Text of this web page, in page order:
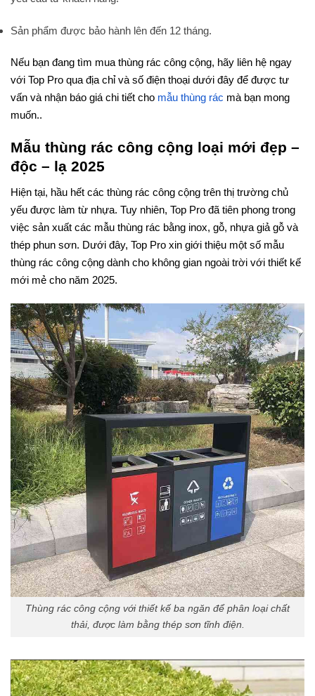
Sản phẩm được bảo hành lên đến 12 tháng.
Nếu bạn đang tìm mua thùng rác công cộng, hãy liên hệ ngay
với Top Pro qua địa chỉ và số điện thoại dưới đây để được tư
vấn và nhận báo giá chi tiết cho mẫu thùng rác mà bạn mong
muốn..
Mẫu thùng rác công cộng loại mới đẹp –
độc – lạ 2025
Hiện tại, hầu hết các thùng rác công cộng trên thị trường chủ
yếu được làm từ nhựa. Tuy nhiên, Top Pro đã tiên phong trong
việc sản xuất các mẫu thùng rác bằng inox, gỗ, nhựa giả gỗ và
thép phun sơn. Dưới đây, Top Pro xin giới thiệu một số mẫu
thùng rác công cộng dành cho không gian ngoài trời với thiết kế
mới mẻ cho năm 2025.
Thùng rác công cộng với thiết kế ba ngăn để phân loại chất
thải, được làm bằng thép sơn tĩnh điện.